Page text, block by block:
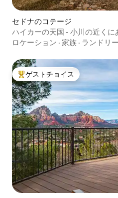
セドナのコテージ
ハイカーの天国 - 小川の近くに
ロケーション · 家族 · ランドリー
大好評のゲストチョイスです。
ゲストチョイス